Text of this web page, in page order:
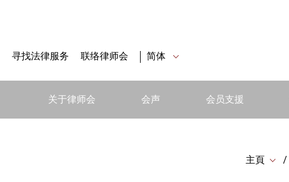
寻找法律服务 联络律师会 简体
关于律师会 会声 会员支援
主頁